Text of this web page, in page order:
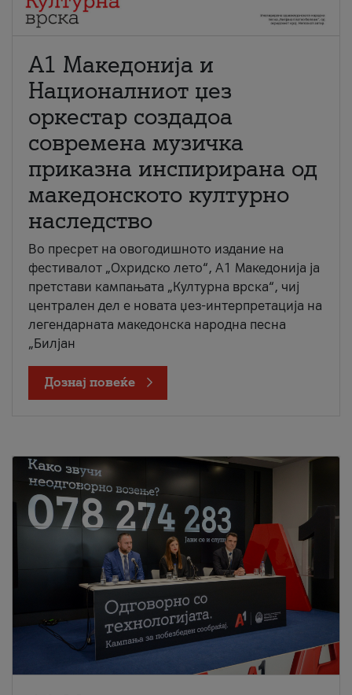
А1 Македонија и
Националниот џез
оркестар создадоа
современа музичка
приказна инспирирана од
македонското културно
наследство
Во пресрет на овогодишното издание на
фестивалот „Охридско лето“, А1 Македонија ја
претстави кампањата „Културна врска“, чиј
централен дел е новата џез-интерпретација на
легендарната македонска народна песна
„Билјан
Дознај повеќе